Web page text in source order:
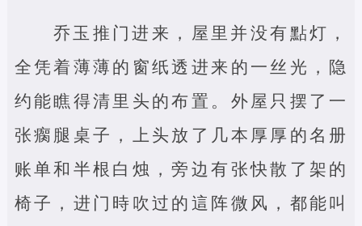
乔玉推门进来，屋里并没有點灯，
全凭着薄薄的窗纸透进来的一丝光，隐
约能瞧得清里头的布置。外屋只摆了一
张瘸腿桌子，上头放了几本厚厚的名册
账单和半根白烛，旁边有张快散了架的
椅子，进门時吹过的這阵微风，都能叫